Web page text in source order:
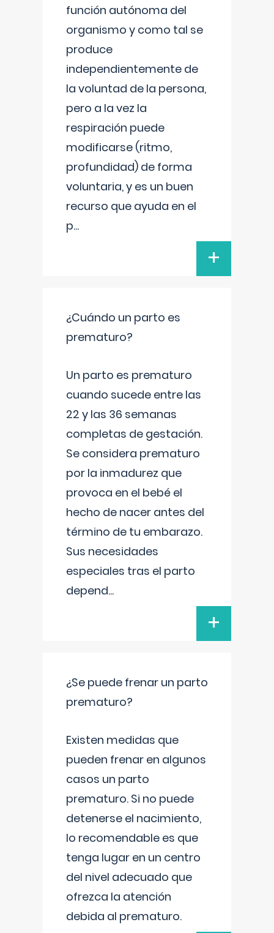
función autónoma del
organismo y como tal se
produce
independientemente de
la voluntad de la persona,
pero a la vez la
respiración puede
modificarse (ritmo,
profundidad) de forma
voluntaria, y es un buen
recurso que ayuda en el
p...
+
¿Cuándo un parto es
prematuro?
Un parto es prematuro
cuando sucede entre las
22 y las 36 semanas
completas de gestación.
Se considera prematuro
por la inmadurez que
provoca en el bebé el
hecho de nacer antes del
término de tu embarazo.
Sus necesidades
especiales tras el parto
depend...
+
¿Se puede frenar un parto
prematuro?
Existen medidas que
pueden frenar en algunos
casos un parto
prematuro. Si no puede
detenerse el nacimiento,
lo recomendable es que
tenga lugar en un centro
del nivel adecuado que
ofrezca la atención
debida al prematuro.